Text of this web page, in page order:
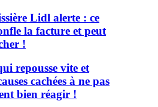
Lidl alerte : ce
la facture et peut
!
repousse vite et
cachées à ne pas
bien réagir !